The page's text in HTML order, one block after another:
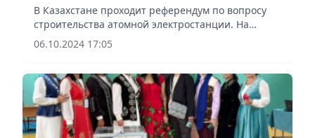
В Казахстане проходит референдум по вопросу
строительства атомной электростанции. На
алматинских избирательных участках
продолжается голосование по этому важному
06.10.2024 17:05